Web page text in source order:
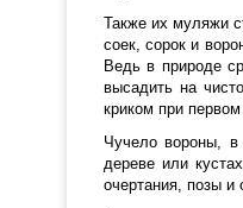
Также их муляжи
соек, сорок и
Ведь в природе
высадить на
криком при
Чучело вороны, в
дереве или
очертания, позы и